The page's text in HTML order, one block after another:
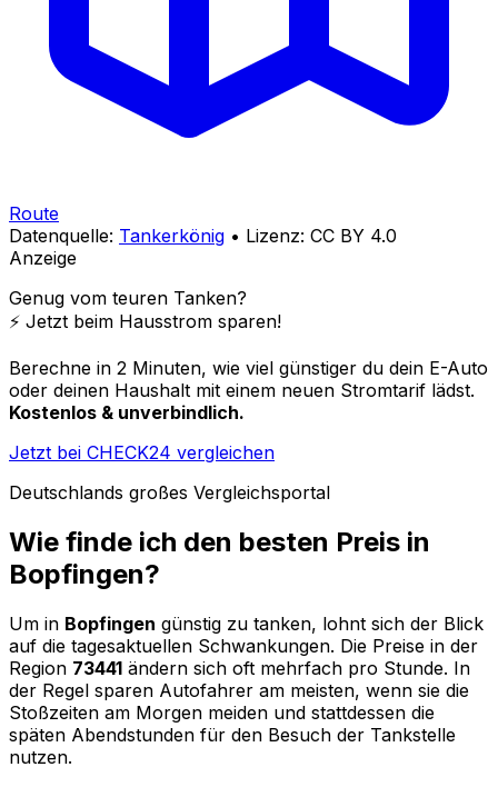
Route
Datenquelle: Tankerkönig • Lizenz: CC BY 4.0
Anzeige
Genug vom teuren Tanken?
⚡️ Jetzt beim Hausstrom sparen!
Berechne in 2 Minuten, wie viel günstiger du dein E-Auto
oder deinen Haushalt mit einem neuen Stromtarif lädst.
Kostenlos & unverbindlich.
Jetzt bei CHECK24 vergleichen
Deutschlands großes Vergleichsportal
Wie finde ich den besten Preis in
Bopfingen?
Um in Bopfingen günstig zu tanken, lohnt sich der Blick
auf die tagesaktuellen Schwankungen. Die Preise in der
Region 73441 ändern sich oft mehrfach pro Stunde. In
der Regel sparen Autofahrer am meisten, wenn sie die
Stoßzeiten am Morgen meiden und stattdessen die
späten Abendstunden für den Besuch der Tankstelle
nutzen.